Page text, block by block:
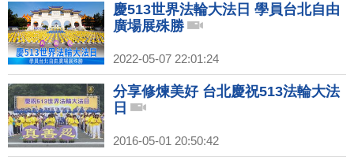
慶513世界法輪大法日 學員台北自由
廣場展殊勝
2022-05-07 22:01:24
分享修煉美好 台北慶祝513法輪大法
日
2016-05-01 20:50:42